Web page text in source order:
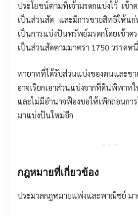
ประโยชน์ตามที่เจ้ามรดกแบ่งไว้ เข้า
เป็นส่วนสัด และมีการขายสิทธิให้แ
เป็นการแบ่งปันทรัพย์มรดกโดยเข้าค
เป็นส่วนสัดตามมาตรา 1750 วรรคห
ทายาทที่ได้รับส่วนแบ่งของตนและ
อาจเรียกเอาส่วนแบ่งจากที่ดินพิพาท
และไม่มีอำนาจฟ้องขอให้เพิกถอนกา
มาแบ่งปันใหม่อีก
---
กฎหมายที่เกี่ยวข้อง
ประมวลกฎหมายแพ่งและพาณิชย์ มา